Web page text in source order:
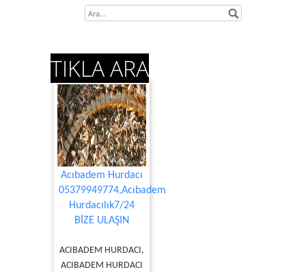
TIKLA ARA
Acıbadem Hurdacı
05379949774,Acıbadem
Hurdacılık7/24
BİZE ULAŞIN
ACIBADEM HURDACI,
ACIBADEM HURDACI